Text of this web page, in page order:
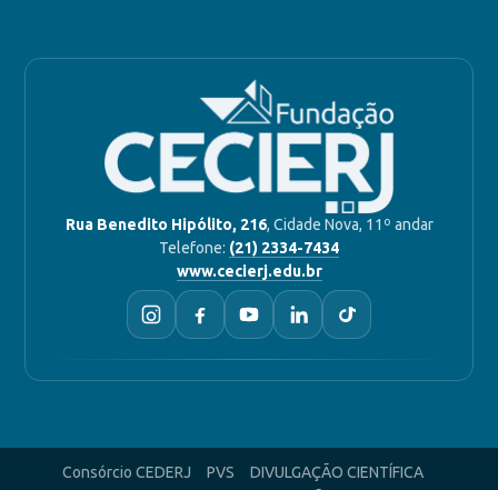
Rua Benedito Hipólito, 216, Cidade Nova, 11º andar
Telefone: (21) 2334-7434
www.cecierj.edu.br
Consórcio CEDERJ PVS
DIVULGAÇÃO CIENTÍFICA